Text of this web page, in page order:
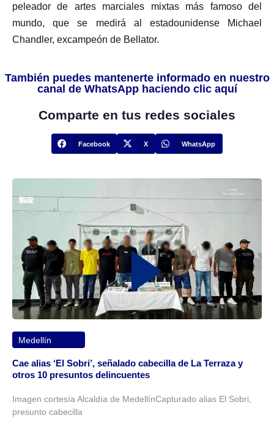
peleador de artes marciales mixtas más famoso del
mundo, que se medirá al estadounidense Michael
Chandler, excampeón de Bellator.
También puedes mantenerte informado en nuestro
canal de WhatsApp haciendo clic aquí
Comparte en tus redes sociales
Facebook X WhatsApp
Medellín
Cae alias ‘El Sobri’, señalado cabecilla de La Terraza y
otros 10 presuntos delincuentes
Imagen cortesía Alcaldía de MedellínCapturado alias El Sobri,
presunto cabecilla